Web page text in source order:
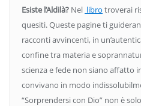
Esiste l’Aldilà? Nel libro troverai
quesiti. Queste pagine ti
racconti avvincenti, in
confine tra materia e
scienza e fede non siano affatto
convivano in modo
“Sorprendersi con Dio” non è